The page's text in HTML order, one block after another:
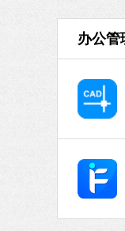
办公管